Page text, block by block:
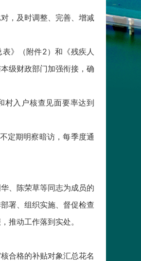
，及时调整、完善、增减
》（附件2）和《残疾人
级财政部门加强衔接，确
村入户核查见面要率达到
定期明察暗访，每季度通
、陈荣草等同志为成员的
署、组织实施、督促检查
推动工作落到实处。
合格的补贴对象汇总花名